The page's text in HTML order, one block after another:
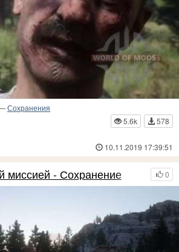
Сохранения
5.6k
578
10.11.2019 17:39:51
0
миссией - Сохранение